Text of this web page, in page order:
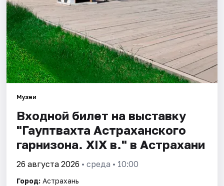
Музеи
Входной билет на выставку
"Гауптвахта Астраханского
гарнизона. XIX в." в Астрахани
26 августа 2026 • среда • 10:00
Город: Астрахань